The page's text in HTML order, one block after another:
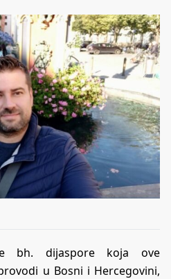
bh. dijaspore koja ove
u Bosni i Hercegovini,